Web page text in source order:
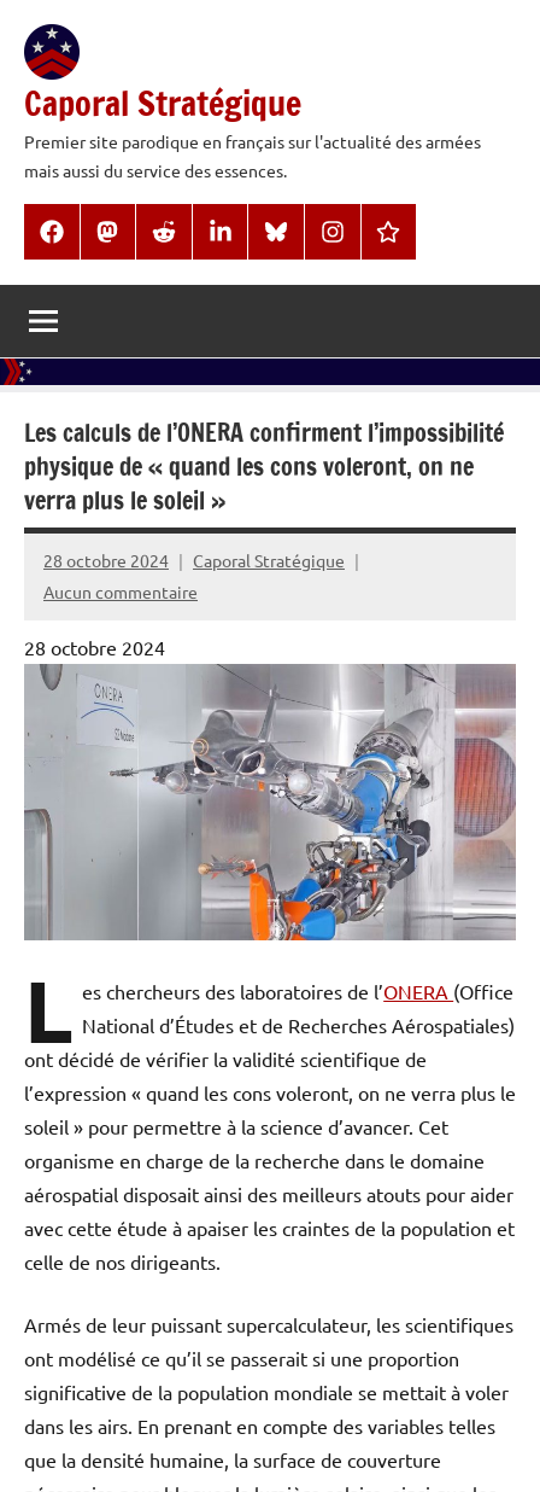
contenu
Caporal Stratégique
Premier site parodique en français sur l'actualité des armées
mais aussi du service des essences.
FacebookMastodonReddit LinkedInBlueSkyInstagramThreads
Les calculs de l’ONERA confirment l’impossibilité
physique de « quand les cons voleront, on ne
verra plus le soleil »
28 octobre 2024
Caporal Stratégique
Aucun commentaire
28 octobre 2024
L es chercheurs des laboratoires de l’ONERA (Office
National d’Études et de Recherches Aérospatiales)
ont décidé de vérifier la validité scientifique de
l’expression « quand les cons voleront, on ne verra plus le
soleil » pour permettre à la science d’avancer. Cet
organisme en charge de la recherche dans le domaine
aérospatial disposait ainsi des meilleurs atouts pour aider
avec cette étude à apaiser les craintes de la population et
celle de nos dirigeants.
Armés de leur puissant supercalculateur, les scientifiques
ont modélisé ce qu’il se passerait si une proportion
significative de la population mondiale se mettait à voler
dans les airs. En prenant en compte des variables telles
que la densité humaine, la surface de couverture